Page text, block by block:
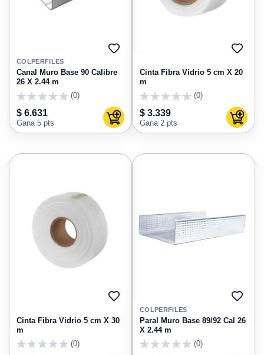
AGREGAR
FAVORITOS
COLPERFILES
Canal Muro Base 90 Calibre
26 X 2.44 m
(0)
$ 6.631
Gana 5 pts Agregar al carrito
Cinta Fibra Vidrio 5 cm X 20
m
(0)
$ 3.339
Gana 2 pts
AGREGAR
FAVORITOS
Cinta Fibra Vidrio 5 cm X 30
m
(0)
COLPERFILES
Paral Muro Base 89/92 Cal 26
X 2.44 m
(0)